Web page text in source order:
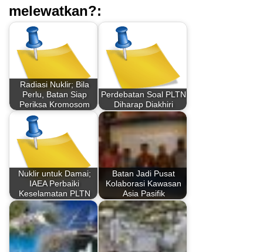
melewatkan?:
Radiasi Nuklir; Bila
Perlu, Batan Siap
Periksa Kromosom
Perdebatan Soal PLTN
Diharap Diakhiri
Nuklir untuk Damai;
IAEA Perbaiki
Keselamatan PLTN
Batan Jadi Pusat
Kolaborasi Kawasan
Asia Pasifik